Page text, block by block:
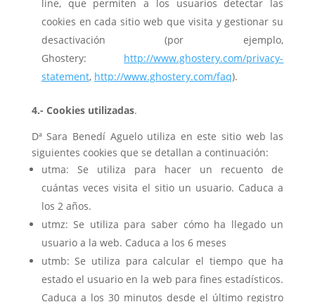
line, que permiten a los usuarios detectar las
cookies en cada sitio web que visita y gestionar su
desactivación (por ejemplo,
Ghostery: http://www.ghostery.com/privacy-
statement, http://www.ghostery.com/faq).
4.- Cookies utilizadas.
Dª Sara Benedí Aguelo utiliza en este sitio web las
siguientes cookies que se detallan a continuación:
utma: Se utiliza para hacer un recuento de
cuántas veces visita el sitio un usuario. Caduca a
los 2 años.
utmz: Se utiliza para saber cómo ha llegado un
usuario a la web. Caduca a los 6 meses
utmb: Se utiliza para calcular el tiempo que ha
estado el usuario en la web para fines estadísticos.
Caduca a los 30 minutos desde el último registro